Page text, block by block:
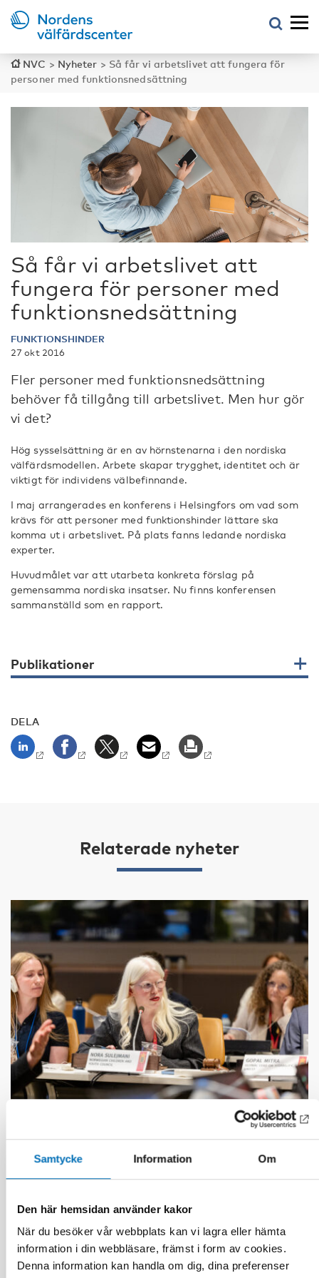
Samtycke Information Om
Den här hemsidan använder kakor
När du besöker vår webbplats kan vi lagra eller hämta
information i din webbläsare, främst i form av cookies.
Denna information kan handla om dig, dina preferenser
NVC > Nyheter > Så får vi arbetslivet att fungera för
personer med funktionsnedsättning
Så får vi arbetslivet att
fungera för personer med
funktionsnedsättning
FUNKTIONSHINDER
27 okt 2016
Fler personer med funktionsnedsättning
behöver få tillgång till arbetslivet. Men hur gör
vi det?
Hög sysselsättning är en av hörnstenarna i den nordiska
välfärdsmodellen. Arbete skapar trygghet, identitet och är
viktigt för individens välbefinnande.
I maj arrangerades en konferens i Helsingfors om vad som
krävs för att personer med funktionshinder lättare ska
komma ut i arbetslivet. På plats fanns ledande nordiska
experter.
Huvudmålet var att utarbeta konkreta förslag på
gemensamma nordiska insatser. Nu finns konferensen
sammanställd som en rapport.
Publikationer
DELA
Relaterade nyheter
FUNKTIONSHINDER
“Active citizenship is not a privilege; it is a
right”